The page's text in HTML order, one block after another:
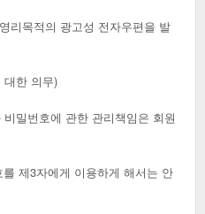
리목적의 광고성 전자우편을 발
대한 의무)
밀번호에 관한 관리책임은 회원
제3자에게 이용하게 해서는 안